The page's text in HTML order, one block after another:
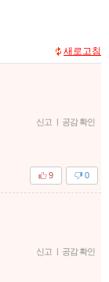
새로고침
신고 | 공감 확인
0
9
신고 | 공감 확인